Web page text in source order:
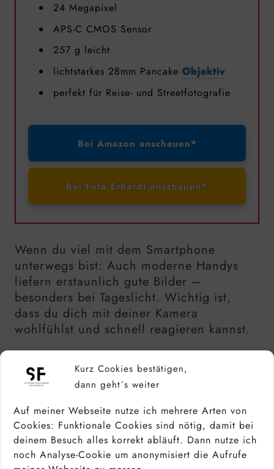
Kurz Cookies bestätigen,
dann geht´s weiter
Auf meiner Webseite nutze ich mehrere Arten von
Cookies: Funktionale Cookies sind nötig, damit bei
deinem Besuch alles korrekt abläuft. Dann nutze ich
noch Analyse-Cookie um anonymisiert die Aufrufe
24 Megapixel
APS-C CMOS Sensor
257 g leicht
lichtstarkes 28mm Pancake Objektiv
perfekt für Reise- und Streetfotografie
Bei Amazon anschauen*
Bei Foto Erhardt anschauen*
Wenn du viel mit dem Smartphone
unterwegs bist: Auch moderne Handys
liefern erstaunlich gute Bilder –
besonders bei Tageslicht. Wichtig ist,
dass du dich mit deiner Kamera
wohlfühlst und schnell reagieren kannst.
OBJEKTIVE FÜR DIE
STREETFOTOGRAFIE
Die meisten Streetfotografen – und auch